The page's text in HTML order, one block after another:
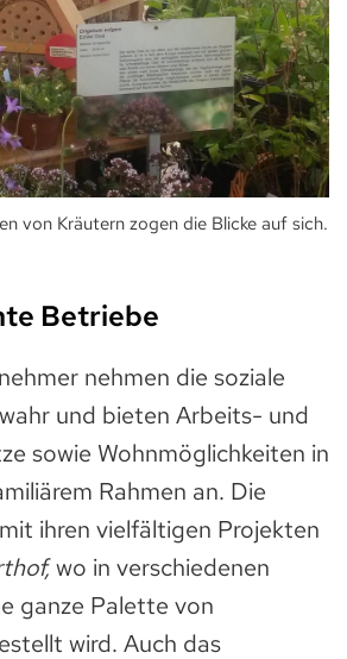
von Kräutern zogen die Blicke auf sich.
Betriebe
nehmen die soziale
und bieten Arbeits- und
sowie Wohnmöglichkeiten in
Rahmen an. Die
ihren vielfältigen Projekten
wo in verschiedenen
ganze Palette von
wird. Auch das